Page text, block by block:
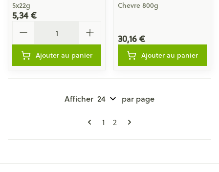
5x22g
5,34 €
Ajouter au panier
Chevre 800g
30,16 €
Ajouter au panier
Pages
Vous lisez actuellement la page
1 Page
2
Afficher par page